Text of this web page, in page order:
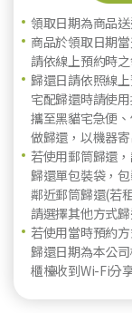
領取日期為商品
商品於領取日期
請依線上預約時
歸還日請依照線
宅配歸還時請使
攜至黑貓宅急便
做歸還，以機器
若使用郵筒歸還
歸還單包裝袋，
鄰近郵筒歸還(若
請選擇其他方式
若使用當時預約
歸還日期為本公
櫃檯收到Wi-Fi分